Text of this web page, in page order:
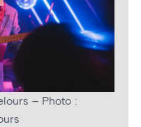
– Photo :